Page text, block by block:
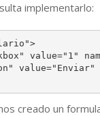
implementarlo:
value="1"
value="Enviar"
creado un